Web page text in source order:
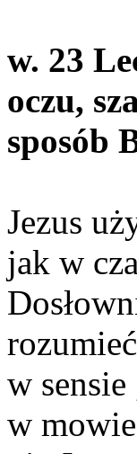
w. 23
oczu,
sposób
Jezus
jak w
w
w